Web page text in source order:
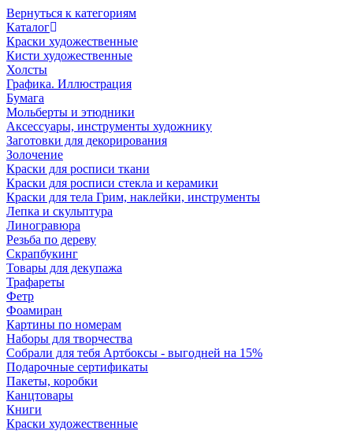
Вернуться к категориям
Каталог
Краски художественные
Кисти художественные
Холсты
Графика. Иллюстрация
Бумага
Мольберты и этюдники
Аксессуары, инструменты художнику
Заготовки для декорирования
Золочение
Краски для росписи ткани
Краски для росписи стекла и керамики
Краски для тела Грим, наклейки, инструменты
Лепка и скульптура
Линогравюра
Резьба по дереву
Скрапбукинг
Товары для декупажа
Трафареты
Фетр
Фоамиран
Картины по номерам
Наборы для творчества
Собрали для тебя Артбоксы - выгодней на 15%
Подарочные сертификаты
Пакеты, коробки
Канцтовары
Книги
Краски художественные